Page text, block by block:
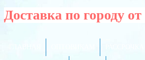
Доставка по городу